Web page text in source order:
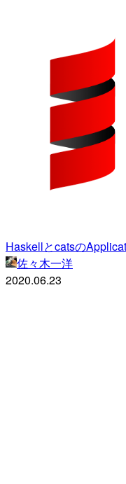
Haskellとcatsの
佐々木一洋
2020.06.23